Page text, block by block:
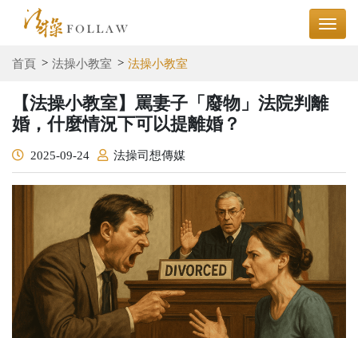
首頁 法操小教室 法操小教室
【法操小教室】罵妻子「廢物」法院判離
婚，什麼情況下可以提離婚？
2025-09-24 法操司想傳媒